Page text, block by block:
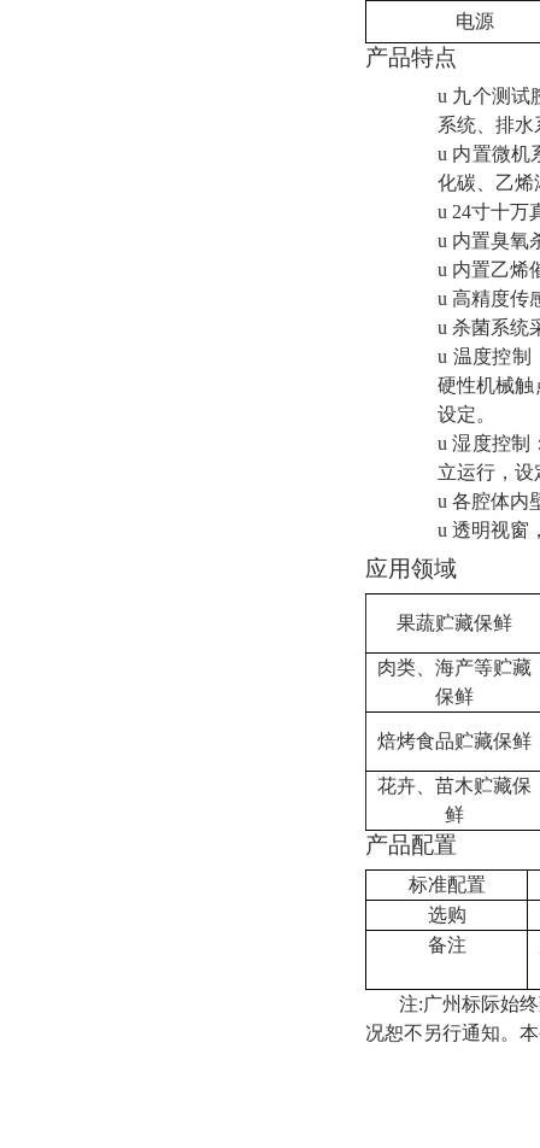
电源
产品特点
u 九个测试
系统、排水
u 内置微机
化碳、乙烯
u 24寸十万
u 内置臭氧
u 内置乙烯
u 高精度传
u 杀菌系统
u 温度控制
硬性机械触
设定。
u 湿度控制
立运行，
u 各腔体内
u 透明视窗
应用领域
果蔬贮藏保鲜
肉类、海产等贮藏
保鲜
焙烤食品贮藏保鲜
花卉、苗木贮藏保
鲜
产品配置
标准配置
选购
备注
注:广州标际始
况恕不另行通知。